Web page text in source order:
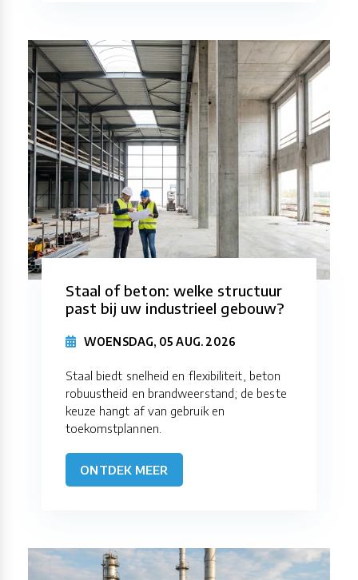
Staal of beton: welke structuur
past bij uw industrieel gebouw?
WOENSDAG, 05 AUG. 2026
Staal biedt snelheid en flexibiliteit, beton
robuustheid en brandweerstand; de beste
keuze hangt af van gebruik en
toekomstplannen.
ONTDEK MEER